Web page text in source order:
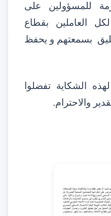
للمسؤولين على
العاملين بقطاع
يليق بسمعتهم و يحفظ
الشكاية تفضلوا
والاحترام.